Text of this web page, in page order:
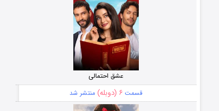
عشق احتمالی
قسمت ۶ (دوبله) منتشر شد